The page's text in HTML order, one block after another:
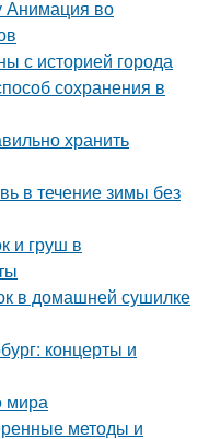
Анимация во
с историей города
сохранения в
хранить
в течение зимы без
и груш в
в домашней сушилке
концерты и
мира
методы и